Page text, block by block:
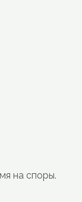
на споры.